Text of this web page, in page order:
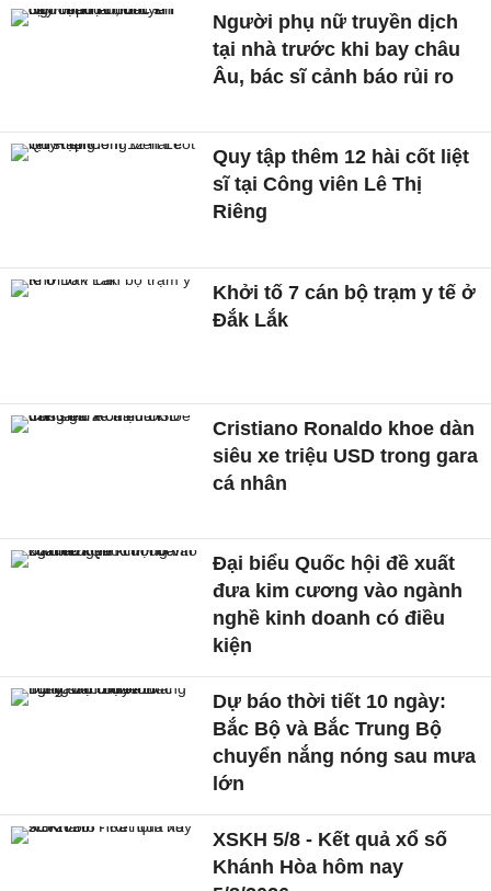
Người phụ nữ truyền dịch
tại nhà trước khi bay châu
Âu, bác sĩ cảnh báo rủi ro
Quy tập thêm 12 hài cốt liệt
sĩ tại Công viên Lê Thị
Riêng
Khởi tố 7 cán bộ trạm y tế ở
Đắk Lắk
Cristiano Ronaldo khoe dàn
siêu xe triệu USD trong gara
cá nhân
Đại biểu Quốc hội đề xuất
đưa kim cương vào ngành
nghề kinh doanh có điều
kiện
Dự báo thời tiết 10 ngày:
Bắc Bộ và Bắc Trung Bộ
chuyển nắng nóng sau mưa
lớn
XSKH 5/8 - Kết quả xổ số
Khánh Hòa hôm nay